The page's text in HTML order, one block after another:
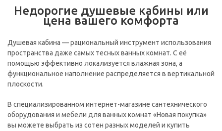
Недорогие душевые кабины или
цена вашего комфорта
Душевая кабина — рациональный инструмент использования
пространства даже самых тесных ванных комнат. С её
помощью эффективно локализуется влажная зона, а
функциональное наполнение распределяется в вертикальной
плоскости.
В специализированном интернет-магазине сантехнического
оборудования и мебели для ванных комнат «Новая покупка»
вы можете выбрать из сотен разных моделей и купить